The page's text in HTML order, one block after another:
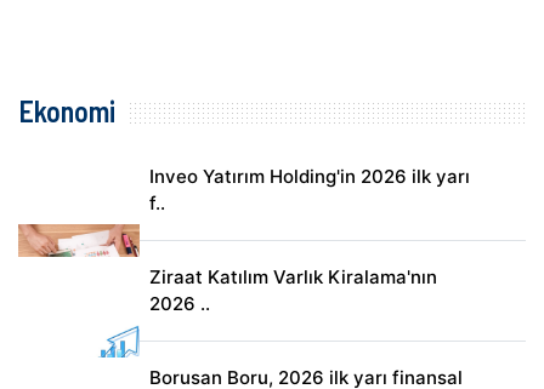
Ekonomi
Inveo Yatırım Holding'in 2026 ilk yarı
f..
Ziraat Katılım Varlık Kiralama'nın
2026 ..
Borusan Boru, 2026 ilk yarı finansal